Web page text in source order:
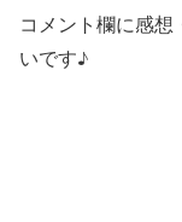
コメント欄に感
いです♪